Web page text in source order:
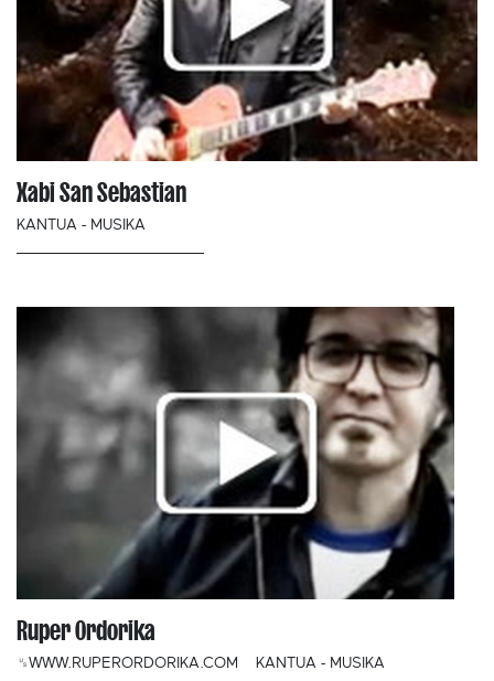
Xabi San Sebastian
KANTUA - MUSIKA
Ruper Ordorika
␟WWW.RUPERORDORIKA.COM KANTUA - MUSIKA